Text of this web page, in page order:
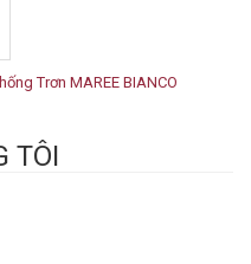
Trơn MAREE BIANCO
TÔI